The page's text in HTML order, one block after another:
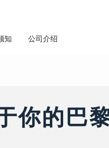
知 公司介绍
你的巴